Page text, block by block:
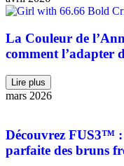
La Couleur de
comment l’adapter
Lire plus
mars 2026
Découvrez FUS3™
parfaite des bruns